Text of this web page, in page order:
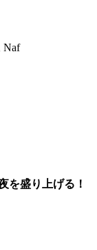
Naf
を盛り上げる！